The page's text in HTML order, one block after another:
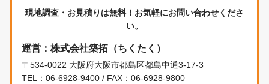
現地調査・お見積りは無料！お気軽にお問い合わせくださ
い。
運営：株式会社築拓（ちくたく）
〒534-0022 大阪府大阪市都島区都島中通3-17-3
TEL：06-6928-9400 / FAX：06-6928-9800